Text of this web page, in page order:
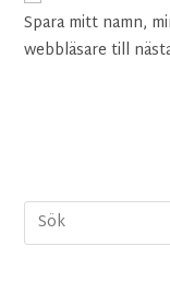
Spara mitt namn,
webbläsare till